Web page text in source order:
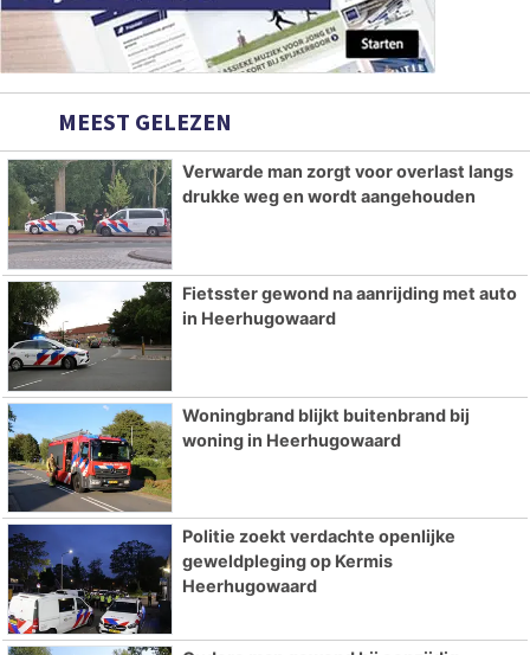
MEEST GELEZEN
Verwarde man zorgt voor overlast langs
drukke weg en wordt aangehouden
Fietsster gewond na aanrijding met auto
in Heerhugowaard
Woningbrand blijkt buitenbrand bij
woning in Heerhugowaard
Politie zoekt verdachte openlijke
geweldpleging op Kermis
Heerhugowaard